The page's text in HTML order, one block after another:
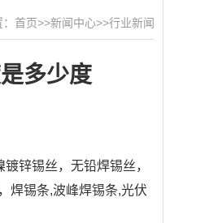
首页>>新闻中心>>行业新闻
多少度
锌锡丝，无铅焊锡丝，
焊锡条,波峰焊锡条,光伏